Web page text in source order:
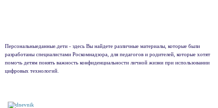
Персональныеданные.дети - здесь Вы найдете различные материалы, которые были
разработаны специалистами Роскомнадзора, для педагогов и родителей, которые хотят
помочь детям понять важность конфиденциальности личной жизни при использовании
цифровых технологий.